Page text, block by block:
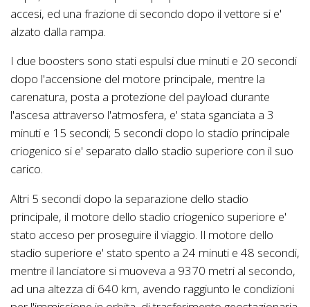
accesi, ed una frazione di secondo dopo il vettore si e'
alzato dalla rampa.
I due boosters sono stati espulsi due minuti e 20 secondi
dopo l'accensione del motore principale, mentre la
carenatura, posta a protezione del payload durante
l'ascesa attraverso l'atmosfera, e' stata sganciata a 3
minuti e 15 secondi; 5 secondi dopo lo stadio principale
criogenico si e' separato dallo stadio superiore con il suo
carico.
Altri 5 secondi dopo la separazione dello stadio
principale, il motore dello stadio criogenico superiore e'
stato acceso per proseguire il viaggio. Il motore dello
stadio superiore e' stato spento a 24 minuti e 48 secondi,
mentre il lanciatore si muoveva a 9370 metri al secondo,
ad una altezza di 640 km, avendo raggiunto le condizioni